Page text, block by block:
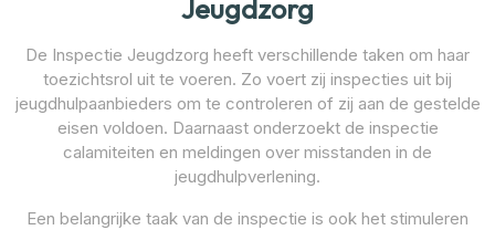
Jeugdzorg
De Inspectie Jeugdzorg heeft verschillende taken om haar
toezichtsrol uit te voeren. Zo voert zij inspecties uit bij
jeugdhulpaanbieders om te controleren of zij aan de gestelde
eisen voldoen. Daarnaast onderzoekt de inspectie
calamiteiten en meldingen over misstanden in de
jeugdhulpverlening.
Een belangrijke taak van de inspectie is ook het stimuleren